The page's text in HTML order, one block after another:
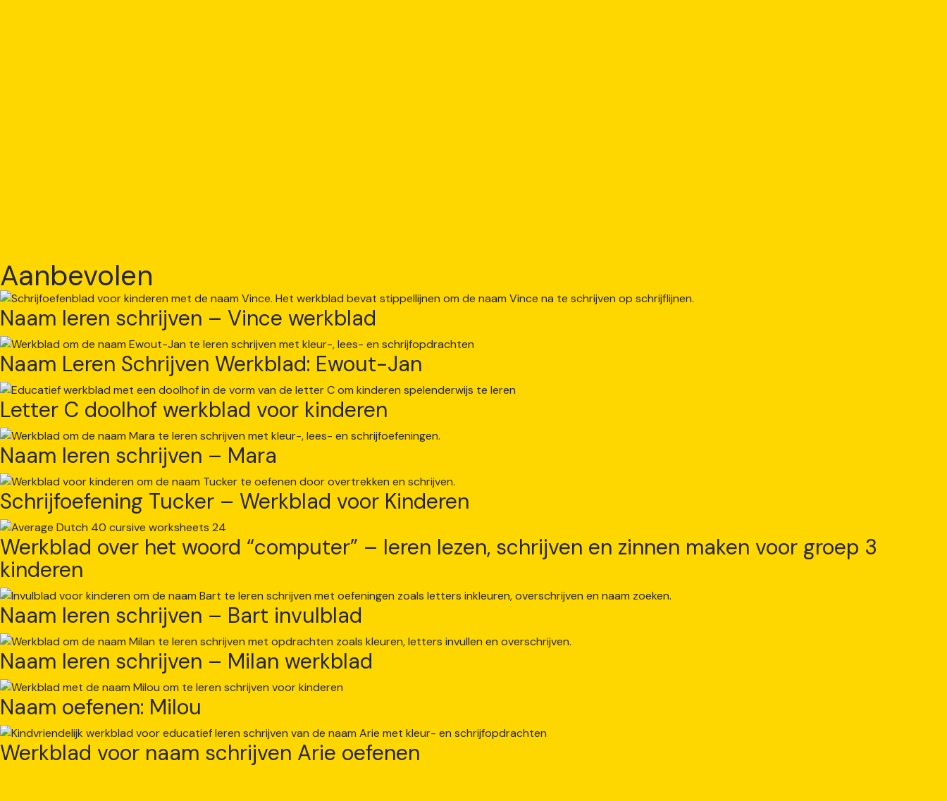
Aanbevolen
Naam leren schrijven – Vince werkblad
Naam Leren Schrijven Werkblad: Ewout-Jan
Letter C doolhof werkblad voor kinderen
Naam leren schrijven – Mara
Schrijfoefening Tucker – Werkblad voor Kinderen
Werkblad over het woord “computer” – leren lezen, schrijven en zinnen maken voor groep 3
kinderen
Naam leren schrijven – Bart invulblad
Naam leren schrijven – Milan werkblad
Naam oefenen: Milou
Werkblad voor naam schrijven Arie oefenen